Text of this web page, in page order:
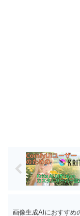
画像生成AIにおすすめ